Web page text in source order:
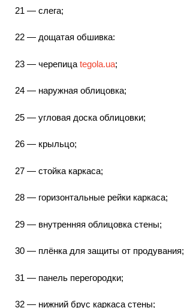
21 — слега;
22 — дощатая обшивка:
23 — черепица tegola.ua;
24 — наружная облицовка;
25 — угловая доска облицовки;
26 — крыльцо;
27 — стойка каркаса;
28 — горизонтальные рейки каркаса;
29 — внутренняя облицовка стены;
30 — плёнка для защиты от продувания;
31 — панель перегородки;
32 — нижний брус каркаса стены;